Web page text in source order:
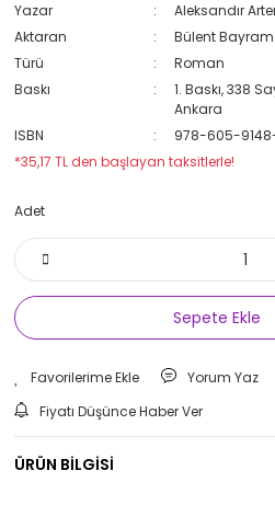
Yazar
Aleksandır
Aktaran
Bülent Bayram
Türü
Roman
Baskı
1. Baskı, 338
Ankara
ISBN
978-605-
*35,17 TL den başlayan taksitlerle!
Adet
Sepete Ekle
Yorum Yaz
Fiyatı Düşünce Haber Ver
ÜRÜN BİLGİSİ